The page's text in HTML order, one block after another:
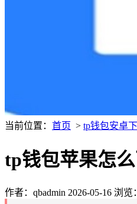
当前位置： 首页 > tp钱包安卓
tp钱包苹果怎
作者：qbadmin 2026-05-16 浏览